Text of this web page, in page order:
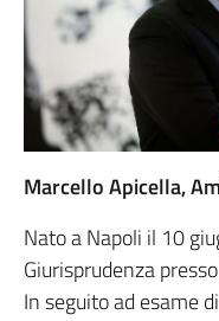
Marcello Apicella,
Nato a Napoli il 10
Giurisprudenza
In seguito ad esame